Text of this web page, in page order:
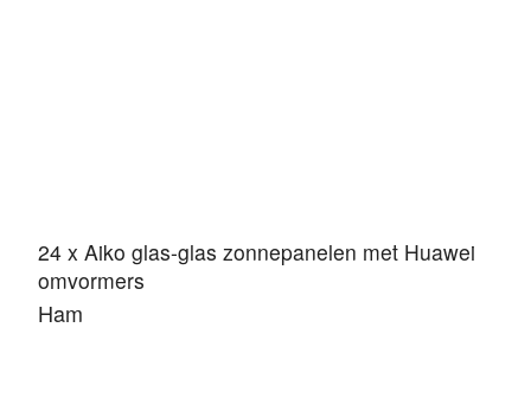
24 x Aiko glas-glas zonnepanelen met Huawei
omvormers
Ham